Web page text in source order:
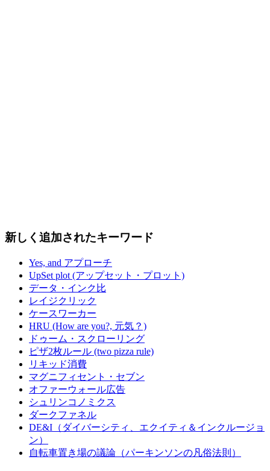
新しく追加されたキーワード
Yes, and アプローチ
UpSet plot (アップセット・プロット)
データ・インク比
レイジクリック
ケースワーカー
HRU (How are you?, 元気？)
ドゥーム・スクローリング
ピザ2枚ルール (two pizza rule)
リキッド消費
マグニフィセント・セブン
オファーウォール広告
シュリンコノミクス
ダークファネル
DE&I（ダイバーシティ、エクイティ＆インクルージョ
ン）
自転車置き場の議論（パーキンソンの凡俗法則）